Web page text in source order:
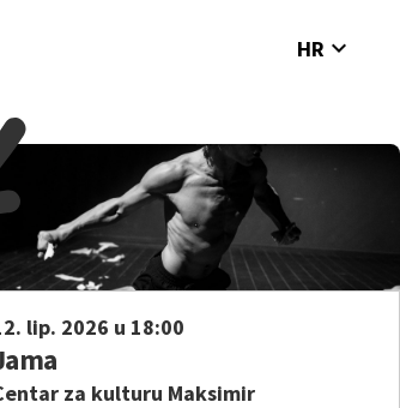
HR expand_more
lip. 2026 u 18:00
za kulturu Maksimir